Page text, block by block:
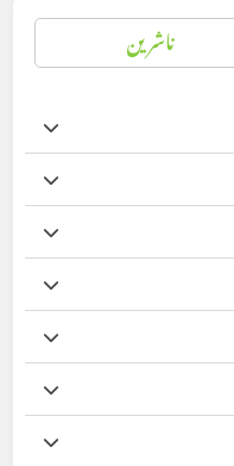
ناشرین